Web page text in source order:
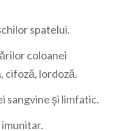
spatelui.
coloanei
cifoză, lordoză.
sangvine și limfatic.